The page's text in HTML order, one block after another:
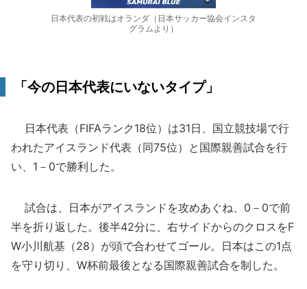
日本代表の初戦はオランダ（日本サッカー協会インスタ
グラムより）
「今の日本代表にいないタイプ」
日本代表（FIFAランク18位）は31日、国立競技場で行
われたアイスランド代表（同75位）と国際親善試合を行
い、1－0で勝利した。
試合は、日本がアイスランドを攻めあぐね、0－0で前
半を折り返した。後半42分に、右サイドからのクロスをF
W小川航基（28）が頭で合わせてゴール。日本はこの1点
を守り切り、W杯前最後となる国際親善試合を制した。